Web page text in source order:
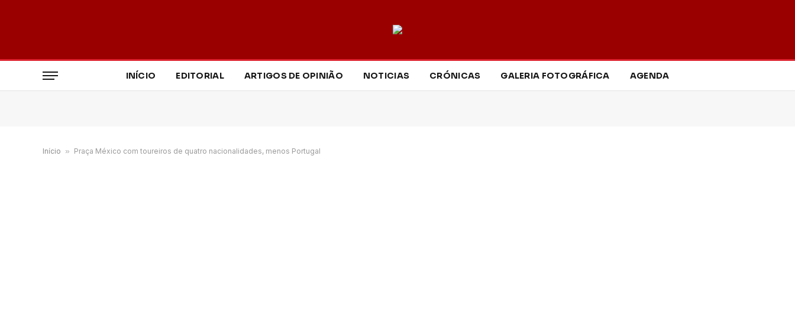
INÍCIO EDITORIAL ARTIGOS DE OPINIÃO NOTICIAS CRÓNICAS GALERIA FOTOGRÁFICA AGENDA
Início » Praça México com toureiros de quatro nacionalidades, menos Portugal